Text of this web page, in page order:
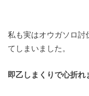
私も実はオウガソロ討
てしまいました。
即乙しまくりで心折れ